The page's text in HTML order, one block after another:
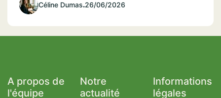
Céline Dumas.26/06/2026
A propos de
l'équipe
Notre
actualité
Informations
légales